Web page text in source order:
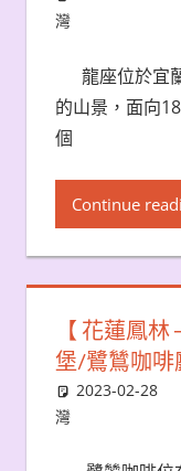
灣
龍座位於宜蘭
的山景，面向
個
Continue
【 花蓮鳳
堡/鷺鷥咖啡
2023-02-28
灣